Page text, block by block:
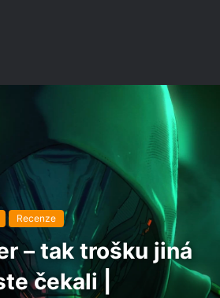
Recenze
– tak trošku jiná
čekali |